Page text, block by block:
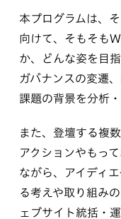
本プログラムは、
向けて、そもそも
か、どんな姿を目
ガバナンスの変遷
課題の背景を分析・
また、登壇する複
アクションやもっ
ながら、アイディ
る考えや取り組み
ェブサイト統括・